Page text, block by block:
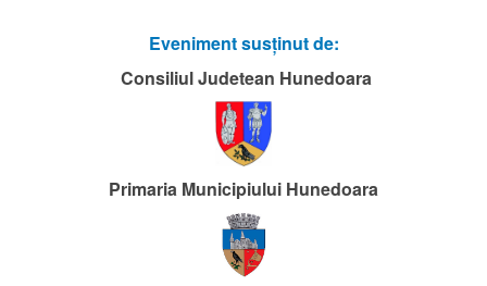
Eveniment susținut de:
Consiliul Judetean Hunedoara
Primaria Municipiului Hunedoara